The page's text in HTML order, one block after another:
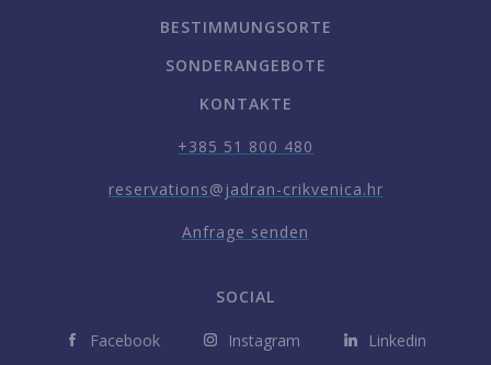
BESTIMMUNGSORTE
SONDERANGEBOTE
KONTAKTE
+385 51 800 480
reservations@jadran-crikvenica.hr
Anfrage senden
SOCIAL
Facebook Instagram Linkedin